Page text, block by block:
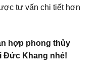
tư vấn chi tiết hơn
hợp phong thủy
Đức Khang nhé!